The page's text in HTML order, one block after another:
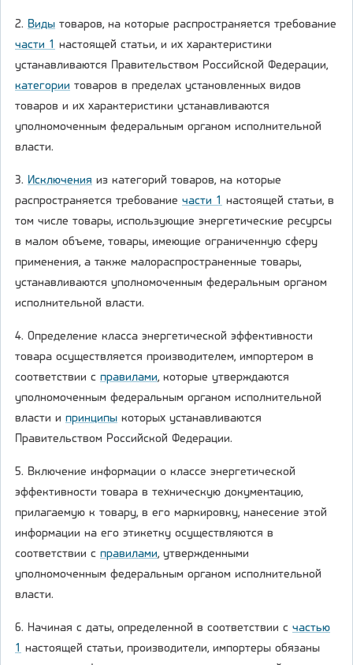
2. Виды товаров, на которые распространяется требование
части 1 настоящей статьи, и их характеристики
устанавливаются Правительством Российской Федерации,
категории товаров в пределах установленных видов
товаров и их характеристики устанавливаются
уполномоченным федеральным органом исполнительной
власти.
3. Исключения из категорий товаров, на которые
распространяется требование части 1 настоящей статьи, в
том числе товары, использующие энергетические ресурсы
в малом объеме, товары, имеющие ограниченную сферу
применения, а также малораспространенные товары,
устанавливаются уполномоченным федеральным органом
исполнительной власти.
4. Определение класса энергетической эффективности
товара осуществляется производителем, импортером в
соответствии с правилами, которые утверждаются
уполномоченным федеральным органом исполнительной
власти и принципы которых устанавливаются
Правительством Российской Федерации.
5. Включение информации о классе энергетической
эффективности товара в техническую документацию,
прилагаемую к товару, в его маркировку, нанесение этой
информации на его этикетку осуществляются в
соответствии с правилами, утвержденными
уполномоченным федеральным органом исполнительной
власти.
6. Начиная с даты, определенной в соответствии с частью
1 настоящей статьи, производители, импортеры обязаны